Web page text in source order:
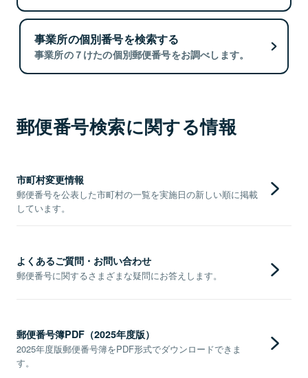
事業所の個別番号を検索する
事業所の７けたの個別郵便番号をお調べします。
郵便番号検索に関する情報
市町村変更情報
郵便番号を公表した市町村の一覧を実施日の新しい順に掲載
しています。
よくあるご質問・お問い合わせ
郵便番号に関するさまざまな疑問にお答えします。
郵便番号簿PDF（2025年度版）
2025年度版郵便番号簿をPDF形式でダウンロードできま
す。